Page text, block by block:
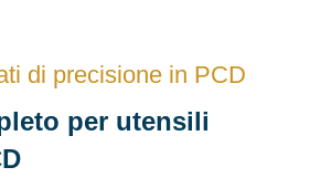
di precisione in PCD
per utensili